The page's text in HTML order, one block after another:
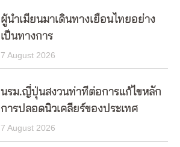
ผู้นำเมียนมาเดินทางเยือนไทยอย่าง
เป็นทางการ
7 August 2026
นรม.ญี่ปุ่นสงวนท่าทีต่อการแก้ไขหลัก
การปลอดนิวเคลียร์ของประเทศ
7 August 2026